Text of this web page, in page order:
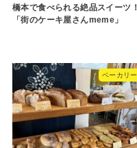
橋本で食べられる絶品スイーツ！
「街のケーキ屋さんmeme」
ベーカリー